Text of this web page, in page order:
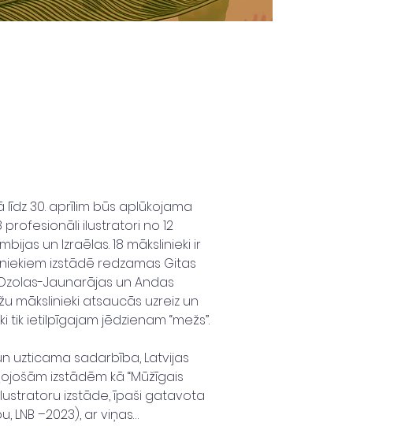
30. aprīlim būs aplūkojama
profesionāli ilustratori no 12
un Izraēlas. 18 mākslinieki ir
izstādē redzamas Gitas
Jaunarājas un Andas
mākslinieki atsaucās uzreiz un
ietilpīgajam jēdzienam “mežs”.
uzticama sadarbība, Latvijas
izstādēm kā “Mūžīgais
ilustratoru izstāde, īpaši gatavota
–2023), ar viņas…